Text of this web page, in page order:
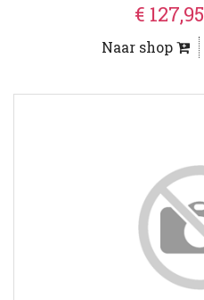
€ 127,95
Naar shop